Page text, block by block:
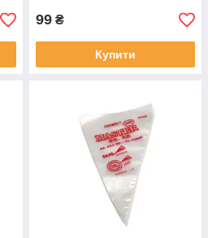
99 ₴
Купити